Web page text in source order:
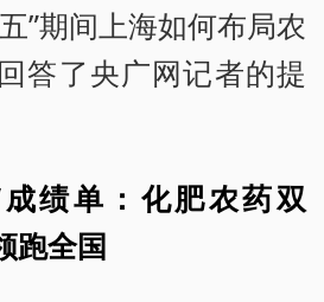
”期间上海如何布局农
答了央广网记者的提
绩单：化肥农药双
跑全国